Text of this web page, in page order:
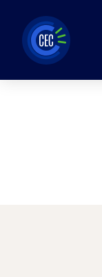
Aller
contenu